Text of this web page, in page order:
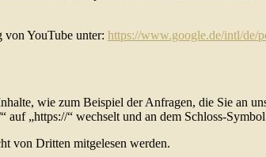
YouTube unter: https://www.google.de/intl/de/
wie zum Beispiel der Anfragen, die Sie an
auf „https://“ wechselt und an dem Schloss-
von Dritten mitgelesen werden.